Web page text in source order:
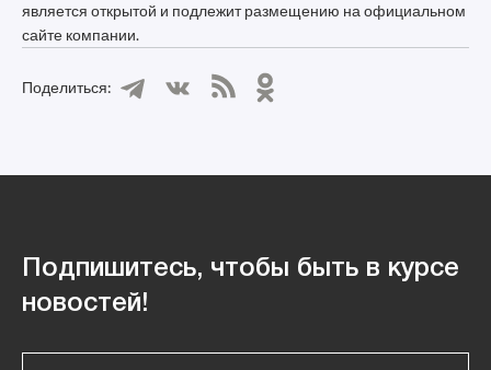
является открытой и подлежит размещению на официальном
сайте компании.
Поделиться:
Подпишитесь, чтобы быть в курсе
новостей!